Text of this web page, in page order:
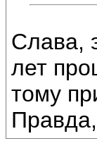
Слава,
лет
тому